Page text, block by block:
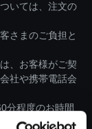
いては、注文の
さまのご負担と
、お客様がご契
社や携帯電話会
分程度のお時間